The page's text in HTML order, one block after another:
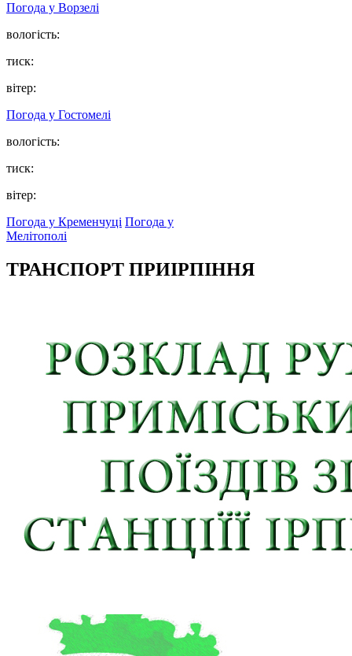
Погода у Ворзелі
вологість:
тиск:
вітер:
Погода у Гостомелі
вологість:
тиск:
вітер:
Погода у Кременчуці Погода у
Мелітополі
ТРАНСПОРТ ПРИІРПІННЯ